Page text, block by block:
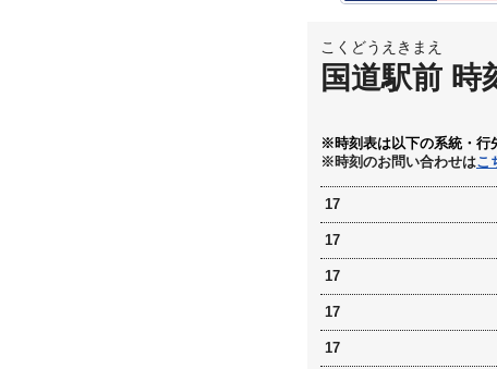
こくどうえきまえ
国道駅前 時
※時刻表は以下の系統・行
※時刻のお問い合わせはこ
17
17
17
17
17